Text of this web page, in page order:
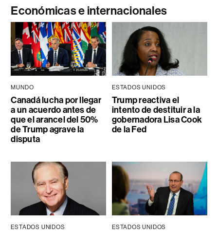
Económicas e internacionales
MUNDO
Canadá lucha por llegar
a un acuerdo antes de
que el arancel del 50%
de Trump agrave la
disputa
ESTADOS UNIDOS
Trump reactiva el
intento de destituir a la
gobernadora Lisa Cook
de la Fed
ESTADOS UNIDOS ESTADOS UNIDOS